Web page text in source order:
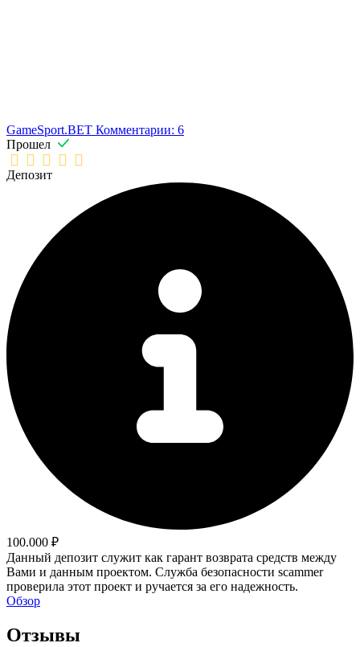
GameSport.BET Комментарии: 6
Прошел
Депозит
100.000 ₽
Данный депозит служит как гарант возврата средств между
Вами и данным проектом. Служба безопасности scammer
проверила этот проект и ручается за его надежность.
Обзор
Отзывы